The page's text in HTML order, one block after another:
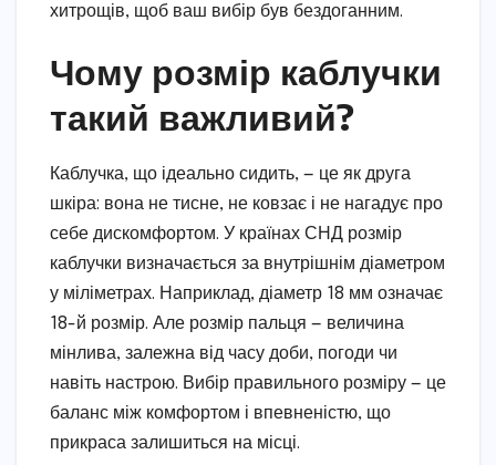
хитрощів, щоб ваш вибір був бездоганним.
Чому розмір каблучки
такий важливий?
Каблучка, що ідеально сидить, — це як друга
шкіра: вона не тисне, не ковзає і не нагадує про
себе дискомфортом. У країнах СНД розмір
каблучки визначається за внутрішнім діаметром
у міліметрах. Наприклад, діаметр 18 мм означає
18-й розмір. Але розмір пальця — величина
мінлива, залежна від часу доби, погоди чи
навіть настрою. Вибір правильного розміру — це
баланс між комфортом і впевненістю, що
прикраса залишиться на місці.